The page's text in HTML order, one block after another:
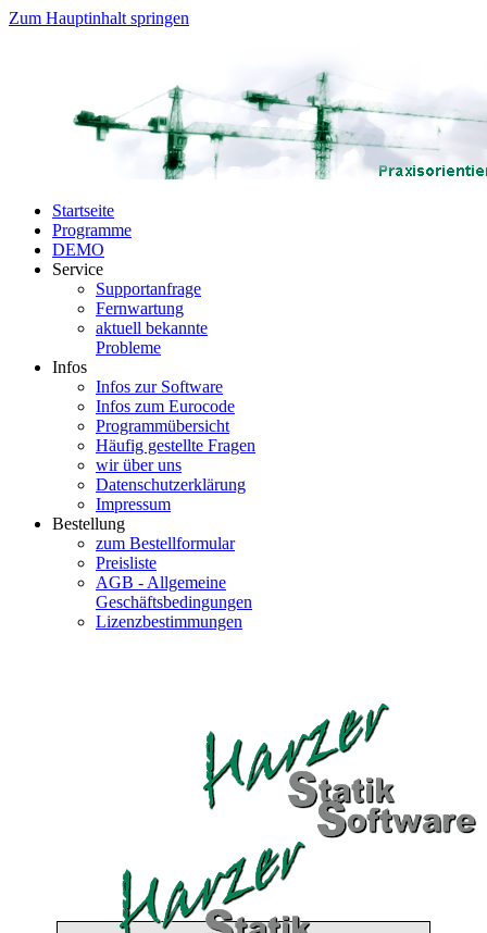
Zum Hauptinhalt springen
Startseite
Programme
DEMO
Service
Supportanfrage
Fernwartung
aktuell bekannte
Probleme
Infos
Infos zur Software
Infos zum Eurocode
Programmübersicht
Häufig gestellte Fragen
wir über uns
Datenschutzerklärung
Impressum
Bestellung
zum Bestellformular
Preisliste
AGB - Allgemeine
Geschäftsbedingungen
Lizenzbestimmungen